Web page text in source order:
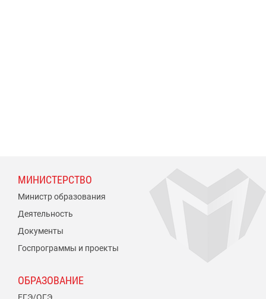
МИНИСТЕРСТВО
Министр образования
Деятельность
Документы
Госпрограммы и проекты
ОБРАЗОВАНИЕ